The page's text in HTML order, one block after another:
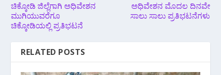
ಚಿಕ್ಕೋಡಿ ಜಿಲ್ಲೆಗಾಗಿ ಅಧಿವೇಶನ
ಮುಗಿಯುವರೆಗೂ
ಚಿಕ್ಕೋಡಿಯಲ್ಲಿ ಪ್ರತಿಭಟನೆ
ಅಧಿವೇಶನ ಮೊದಲ ದಿನವೇ
ಸಾಲು ಸಾಲು ಪ್ರತಿಭಟನೆಗಳು
RELATED POSTS